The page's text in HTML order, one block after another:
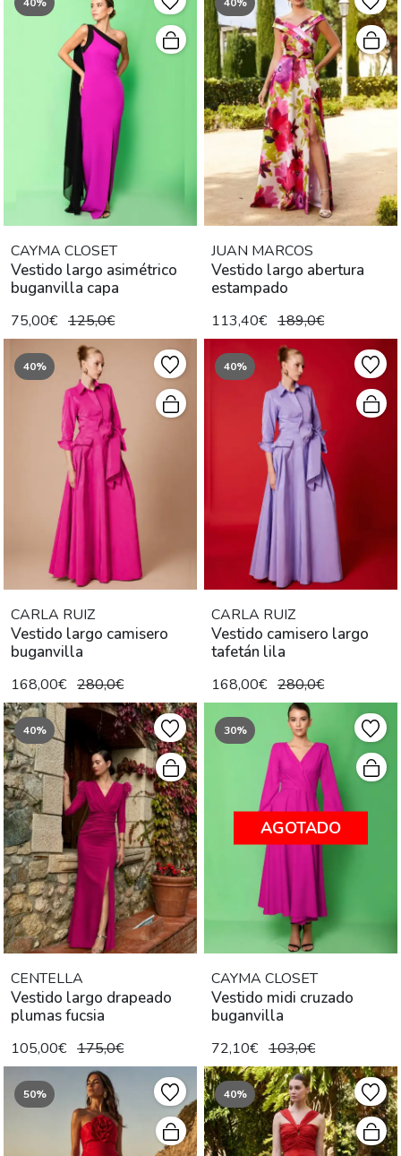
CAYMA CLOSET
Vestido largo asimétrico
buganvilla capa
75,00€ 125,0€
JUAN MARCOS
Vestido largo abertura
estampado
113,40€ 189,0€
40%
CARLA RUIZ
Vestido largo camisero
buganvilla
168,00€ 280,0€
40%
CARLA RUIZ
Vestido camisero largo
tafetán lila
168,00€ 280,0€
40%
CENTELLA
Vestido largo drapeado
plumas fucsia
105,00€ 175,0€
30%
AGOTADO
CAYMA CLOSET
Vestido midi cruzado
buganvilla
72,10€ 103,0€
50% 40%